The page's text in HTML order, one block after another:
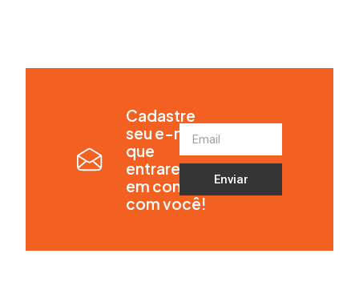
Cadastre
seu e-mail
que
entraremos
em contato
com você!
Enviar